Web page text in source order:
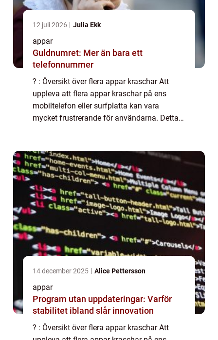
12 juli 2026 Julia Ekk
appar
Guldnumret: Mer än bara ett
telefonnummer
? : Översikt över flera appar kraschar Att
uppleva att flera appar kraschar på ens
mobiltelefon eller surfplatta kan vara
mycket frustrerande för användarna. Detta
14 december 2025 Alice Pettersson
appar
Program utan uppdateringar: Varför
stabilitet ibland slår innovation
? : Översikt över flera appar kraschar Att